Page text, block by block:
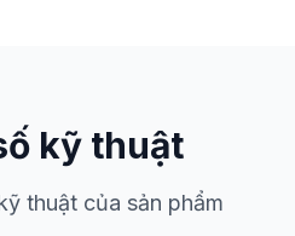
kỹ thuật
thuật của sản phẩm